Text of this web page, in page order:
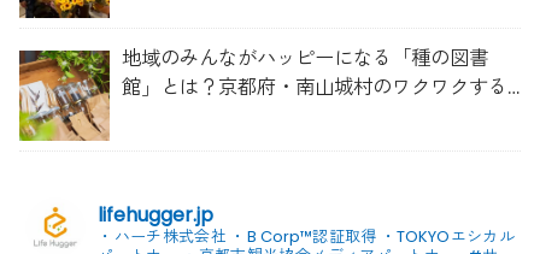
地域のみんながハッピーになる「種の図書
館」とは？京都府・南山城村のワクワクする
lifehugger.jp
・ハーチ株式会社 ・B Corp™認証取得 ・TOKYOエシカル